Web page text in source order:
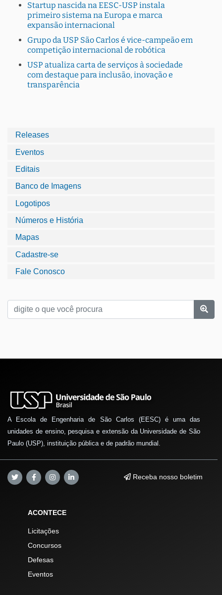
Startup nascida na EESC-USP instala
primeiro sistema na Europa e marca
expansão internacional
Grupo da USP São Carlos é vice-campeão em
competição internacional de robótica
USP atualiza carta de serviços à sociedade
com destaque para inclusão, inovação e
transparência
Releases
Eventos
Editais
Banco de Imagens
Logotipos
Números e História
Mapas
Cadastre-se
Fale Conosco
A Escola de Engenharia de São Carlos (EESC) é uma das
unidades de ensino, pesquisa e extensão da Universidade de São
Paulo (USP), instituição pública e de padrão mundial.
Receba nosso boletim
ACONTECE
Licitações
Concursos
Defesas
Eventos